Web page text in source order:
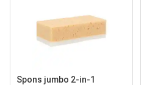
Spons jumbo 2-in-1